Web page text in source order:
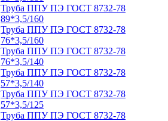
Труба ППУ ПЭ ГОСТ 8732-78
89*3,5/160
Труба ППУ ПЭ ГОСТ 8732-78
76*3,5/160
Труба ППУ ПЭ ГОСТ 8732-78
76*3,5/140
Труба ППУ ПЭ ГОСТ 8732-78
57*3,5/140
Труба ППУ ПЭ ГОСТ 8732-78
57*3,5/125
Труба ППУ ПЭ ГОСТ 8732-78